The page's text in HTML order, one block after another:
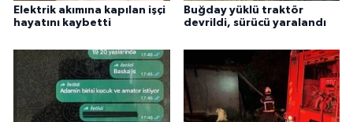
Elektrik akımına kapılan işçi
hayatını kaybetti
Buğday yüklü traktör
devrildi, sürücü yaralandı